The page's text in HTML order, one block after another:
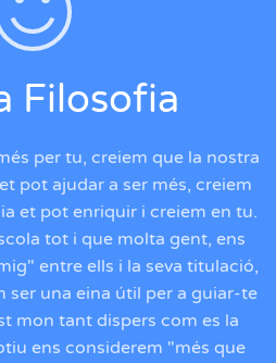
Filosofia
per tu, creiem que la nostra
pot ajudar a ser més, creiem
et pot enriquir i creiem en tu.
tot i que molta gent, ens
entre ells i la seva titulació,
ser una eina útil per a guiar-te
mon tant dispers com es la
ens considerem "més que